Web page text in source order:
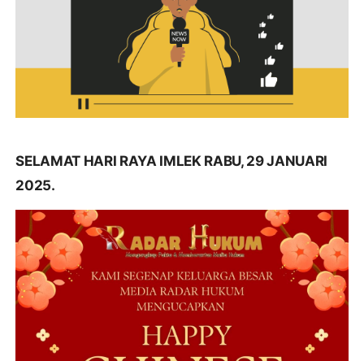
SELAMAT HARI RAYA IMLEK RABU, 29 JANUARI
2025.